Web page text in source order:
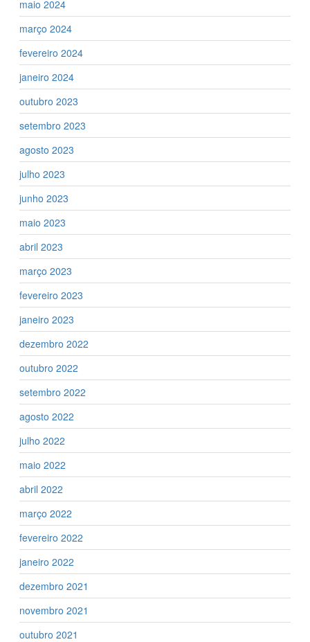
maio 2024
março 2024
fevereiro 2024
janeiro 2024
outubro 2023
setembro 2023
agosto 2023
julho 2023
junho 2023
maio 2023
abril 2023
março 2023
fevereiro 2023
janeiro 2023
dezembro 2022
outubro 2022
setembro 2022
agosto 2022
julho 2022
maio 2022
abril 2022
março 2022
fevereiro 2022
janeiro 2022
dezembro 2021
novembro 2021
outubro 2021